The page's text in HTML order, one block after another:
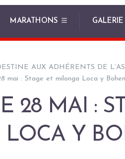
MARATHONS GALERIE
AUX ADHÉRENTS DE
mai : Stage et milonga Loca y
28 MAI :
Y